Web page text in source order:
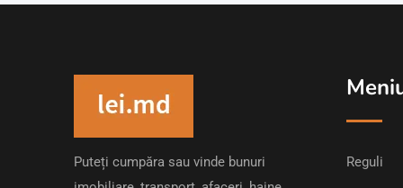
Puteți cumpăra sau vinde bunuri
Reguli